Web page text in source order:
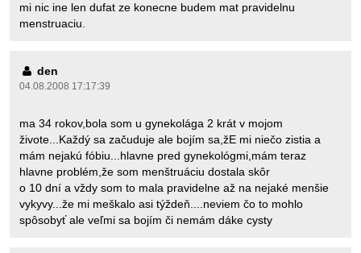
mi nic ine len dufat ze konecne budem mat pravidelnu
menstruaciu.
den
04.08.2008 17:17:39
ma 34 rokov,bola som u gynekolága 2 krát v mojom
živote...Každý sa začuduje ale bojím sa,žE mi niečo zistia a
mám nejakú fóbiu...hlavne pred gynekológmi,mám teraz
hlavne problém,že som menštruáciu dostala skôr
o 10 dní a vždy som to mala pravidelne až na nejaké menšie
vykyvy...že mi meškalo asi týždeň....neviem čo to mohlo
spôsobyť ale veľmi sa bojím či nemám dáke cysty